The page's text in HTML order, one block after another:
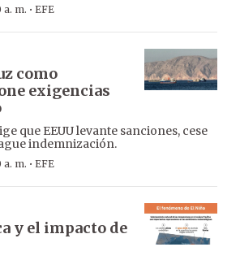
a. m. · EFE
como
exigencias
que EEUU levante sanciones, cese
indemnización.
a. m. · EFE
y el impacto de